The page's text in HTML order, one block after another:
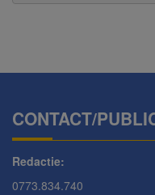
CONTACT/
Redactie:
0773.834.740